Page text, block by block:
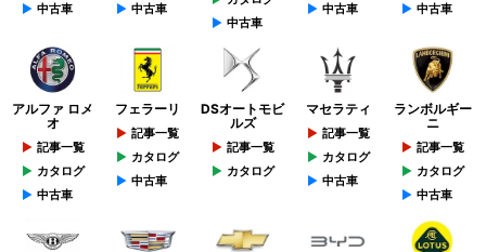
中古車
中古車
中古車
中古車
中古車
アルファ ロメ
オ
記事一覧
カタログ
中古車
フェラーリ
記事一覧
カタログ
中古車
DSオートモビ
ルズ
記事一覧
カタログ
マセラティ
記事一覧
カタログ
中古車
ランボルギー
ニ
記事一覧
カタログ
中古車